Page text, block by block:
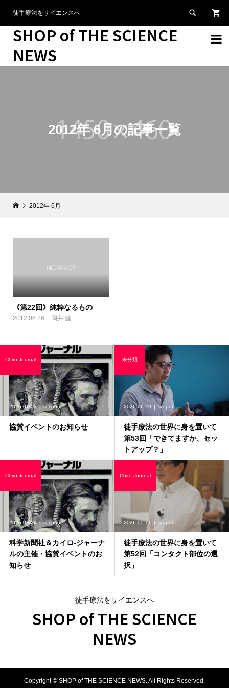
徒手療法をサイエンスへ 
SHOP of THE SCIENCE
NEWS

2012年 6月の記事一覧
2012年 6月
《第22回》純粋なるもの
2012.06.26 岡井 健
2026.07.02 sci-pub
協賛イベントのお知らせ
Chiro Journal
2026.06.29 sci-pub
徒手療法の世界に身を置いて
第53回「できてますか、セッ
トアップ？」
未分類
2026.06.24 sci-pub
科学新聞社＆カイロ-ジャーナ
ルの主催・協賛イベントのお
知らせ
Chiro Journal
2026.05.11 sci-pub
徒手療法の世界に身を置いて
第52回「コンタクト部位の選
択」
Chiro Journal
徒手療法をサイエンスへ
SHOP of THE SCIENCE
NEWS
Copyright © SHOP of THE SCIENCE NEWS. All Rights Reserved.